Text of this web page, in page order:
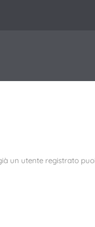
un utente registrato